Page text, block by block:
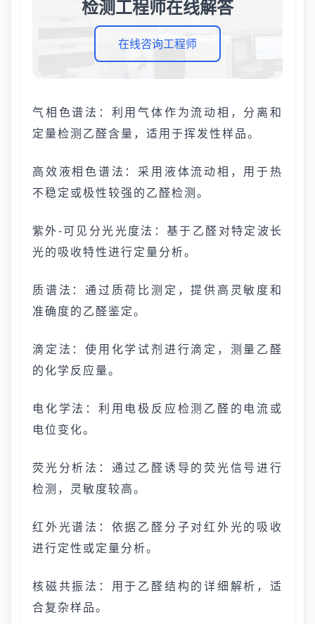
检测工程师在线解答
在线咨询工程师
气相色谱法：利用气体作为流动相，分离和
定量检测乙醛含量，适用于挥发性样品。
高效液相色谱法：采用液体流动相，用于热
不稳定或极性较强的乙醛检测。
紫外-可见分光光度法：基于乙醛对特定波长
光的吸收特性进行定量分析。
质谱法：通过质荷比测定，提供高灵敏度和
准确度的乙醛鉴定。
滴定法：使用化学试剂进行滴定，测量乙醛
的化学反应量。
电化学法：利用电极反应检测乙醛的电流或
电位变化。
荧光分析法：通过乙醛诱导的荧光信号进行
检测，灵敏度较高。
红外光谱法：依据乙醛分子对红外光的吸收
进行定性或定量分析。
核磁共振法：用于乙醛结构的详细解析，适
合复杂样品。